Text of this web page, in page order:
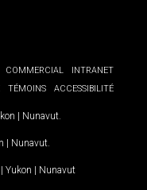
COMMERCIAL
INTRANET
TÉMOINS ACCESSIBILITÉ
| Nunavut
| Nunavut
| Yukon | Nunavut